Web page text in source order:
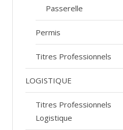
Passerelle
Permis
Titres Professionnels
LOGISTIQUE
Titres Professionnels
Logistique